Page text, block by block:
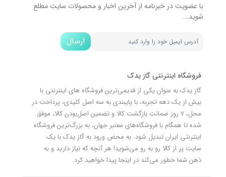
با عضویت در خبرنامه از آخرین اخبار و محصولات سایت مطلع
شوید...
ارسال
فروشگاه اینترنتی گاز یدک
گاز یدک به عنوان یکی از قدیمی‌ترین فروشگاه های اینترنتی با
بیش از یک دهه تجربه، با پایبندی به سه اصل کلیدی، پرداخت در
محل، 7 روز ضمانت بازگشت کالا و تضمین اصل‌بودن کالا، موفق
شده تا همگام با فروشگاه‌های معتبر جهان، به بزرگ‌ترین فروشگاه
اینترنتی ایران تبدیل شود. به محض ورود به گاز یدک با یک
سایت پر از کالا رو به رو می‌شوید! هر آنچه که نیاز دارید و به
ذهن شما خطور می‌کند در اینجا پیدا خواهید کرد.